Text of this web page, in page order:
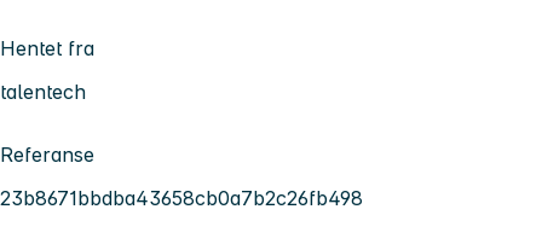
Hentet fra
talentech
Referanse
23b8671bbdba43658cb0a7b2c26fb498